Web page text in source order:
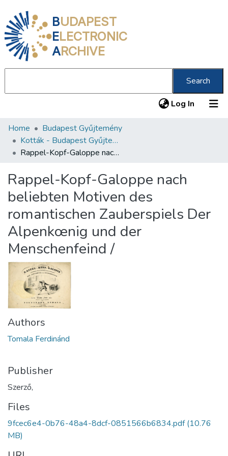
BUDAPEST
ELECTRONIC
ARCHIVE
Search
Log In (current)
Communities & Collections
All of DSpace
About us
Home
Budapest Gyűjtemény
Kották - Budapest Gyűjtemény
Rappel-Kopf-Galoppe nach beliebten Motiven des romantischen Zauberspiels Der Alpenkœnig und der Menschenfeind /
Rappel-Kopf-Galoppe nach
beliebten Motiven des
romantischen Zauberspiels Der
Alpenkœnig und der
Menschenfeind /
Authors
Tomala Ferdinánd
Publisher
Szerző,
Files
9fcec6e4-0b76-48a4-8dcf-0851566b6834.pdf(10.76
MB)